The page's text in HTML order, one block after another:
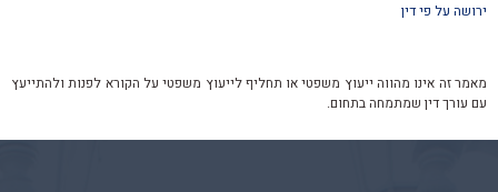
ירושה על פי דין
מאמר זה אינו מהווה ייעוץ משפטי או תחליף לייעוץ משפטי על הקורא לפנות ולהתייעץ
עם עורך דין שמתמחה בתחום.